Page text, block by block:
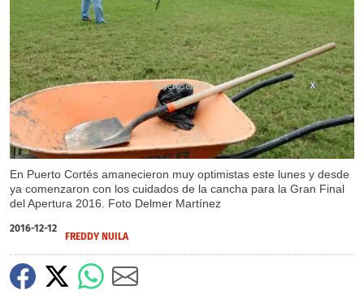
En Puerto Cortés amanecieron muy optimistas este lunes y desde
ya comenzaron con los cuidados de la cancha para la Gran Final
del Apertura 2016. Foto Delmer Martínez
X
2016-12-12
FREDDY NUILA